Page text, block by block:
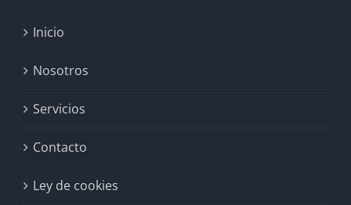
Inicio
Nosotros
Servicios
Contacto
Ley de cookies